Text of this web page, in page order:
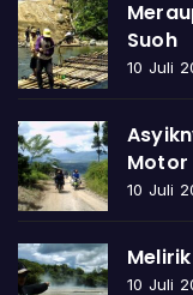
Suoh
10 Juli
Motor
10 Juli
10 Juli